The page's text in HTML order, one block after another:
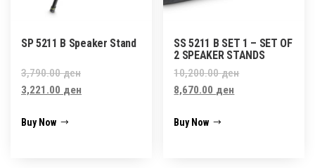
SP 5211 B Speaker Stand
3,790.00денOriginal
price
3,221.00 ден
Buy Now
SS 5211 B SET 1 – SET OF
2 SPEAKER STANDS
10,200.00денOriginal
8,670.00 ден
Buy Now